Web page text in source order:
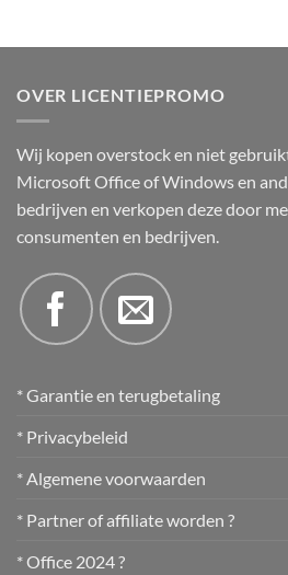
OVER LICENTIEPROMO
Wij kopen overstock en niet
Microsoft Office of Windows en
bedrijven en verkopen deze door
consumenten en bedrijven.
* Garantie en terugbetaling
* Privacybeleid
* Algemene voorwaarden
* Partner of affiliate worden ?
* Office 2024 ?